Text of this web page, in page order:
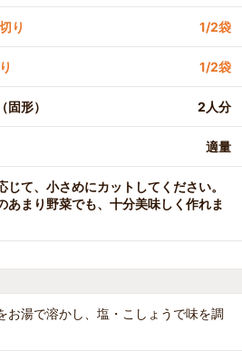
り 1/2袋
1/2袋
形） 2人分
適量
じて、小さめにカットしてください。
あまり野菜でも、十分美味しく作れま
お湯で溶かし、塩・こしょうで味を調